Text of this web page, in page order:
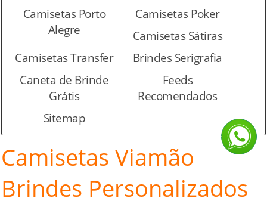
Camisetas Porto
Alegre
Camisetas Poker
Camisetas Sátiras
Camisetas Transfer
Brindes Serigrafia
Caneta de Brinde
Grátis
Feeds
Recomendados
Sitemap
Camisetas Viamão
Brindes Personalizados